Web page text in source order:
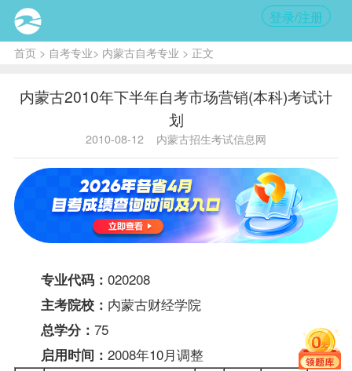
登录/注册
首页> 自考专业> 内蒙古自考专业 > 正文
内蒙古2010年下半年自考市场营销(本科)考试计
划
2010-08-12 内蒙古招生考试信息网
专业代码： 020208
主考院校： 内蒙古财经学院
总学分： 75
启用时间： 2008年10月调整